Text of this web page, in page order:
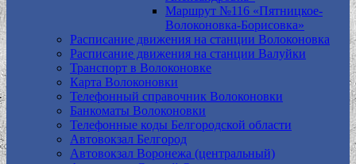
Маршрут №116 «Пятницкое-
Волоконовка-Борисовка»
Расписание движения на станции Волоконовка
Расписание движения на станции Валуйки
Транспорт в Волоконовке
Карта Волоконовки
Телефонный справочник Волоконовки
Банкоматы Волоконовки
Телефонные коды Белгородской области
Автовокзал Белгород
Автовокзал Воронежа (центральный)